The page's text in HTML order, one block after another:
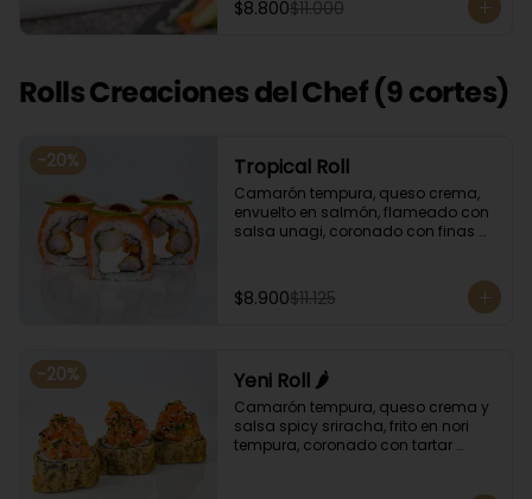
$8.800$11.000
Rolls Creaciones del Chef (9 cortes)
-20% Tropical Roll
Camarón tempura, queso crema,
envuelto en salmón, flameado con
salsa unagi, coronado con finas
$8.900$11.125
-20% Yeni Roll 🌶️
Camarón tempura, queso crema y
salsa spicy sriracha, frito en nori
tempura, coronado con tartar